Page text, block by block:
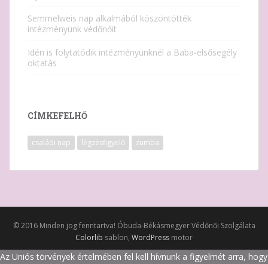
Semmelweis nap alkalmából köszöntötték
intézményünk védőnőit
Idén is folytatódik intézményünknél a Baba-elsősegély
oktatás
CÍMKEFELHŐ
családi nap légzésfigyelő zumba
© 2016 Minden jog fenntartva! Óbuda-Békásmegyer Védőnői Szolgálata
Colorlib sablon, WordPress motor
Az Uniós törvények értelmében fel kell hívnunk a figyelmét arra, hogy